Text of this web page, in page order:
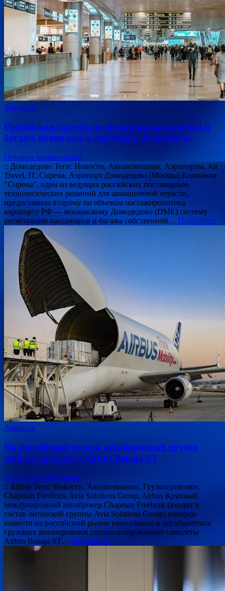
Авиация
Российская система регистрации пассажиров и
багажа появилась в аэропорту Домодедово
Оставьте комментарий
:: Домодедово Теги: Новости, Авиакомпании, Аэропорты, Air
Travel, IT, Сирена, Аэропорт Домодедово (Москва) Компания
"Сирена", один из ведущих российских поставщиков
технологических решений для авиационной отрасли,
предоставила второму по объемам пассажиропотока
аэропорту РФ — московскому Домодедово (DME) систему
регистрации пассажиров и багажа собственной… Подробнее
Авиация
На российский рынок негабаритных грузов
выйдут самолеты Airbus Beluga ST
Оставьте комментарий
:: Airbus Теги: Новости, Авиакомпании, Грузоперевозки,
Chapman Freeborn, Avia Solutions Group, Airbus Крупный
международный авиаброкер Chapman Freeborn (входит в
состав литовской группы Avia Solutions Group) намерен
вывести на российский рынок уникальных и негабаритных
грузовых авиаперевозок специализированные самолеты
Airbus Beluga ST… Подробнее